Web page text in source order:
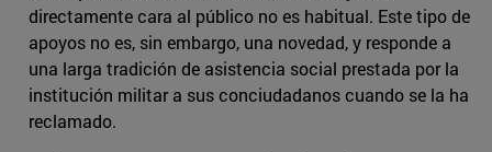
directamente cara al público no es habitual. Este tipo de
apoyos no es, sin embargo, una novedad, y responde a
una larga tradición de asistencia social prestada por la
institución militar a sus conciudadanos cuando se la ha
reclamado.